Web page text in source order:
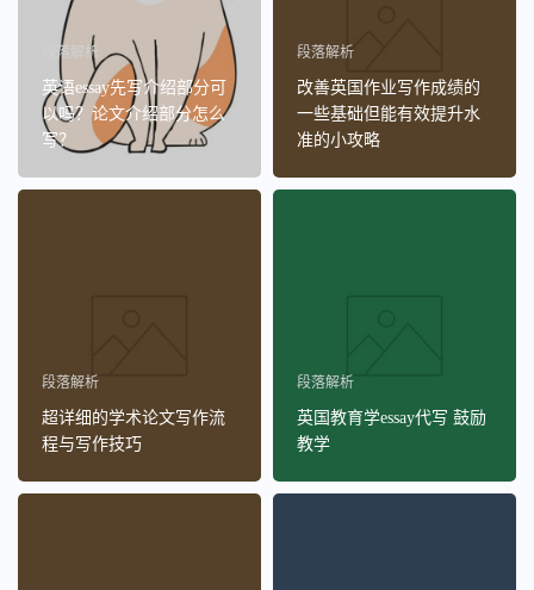
段落解析
英语essay先写介绍部分可
以吗？论文介绍部分怎么
写？
段落解析
改善英国作业写作成绩的
一些基础但能有效提升水
准的小攻略
段落解析
超详细的学术论文写作流
程与写作技巧
段落解析
英国教育学essay代写 鼓励
教学